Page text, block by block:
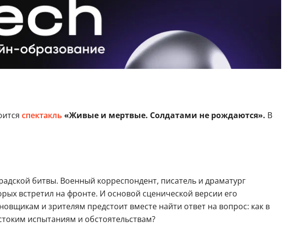
спектакль «‎Живые и мертвые. Солдатами не рождаются». В
битвы. Военный корреспондент, писатель и драматург
встретил на фронте. И основой сценической версии его
и зрителям предстоит вместе найти ответ на вопрос: как в
испытаниям и обстоятельствам?